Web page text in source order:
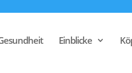
Einblicke